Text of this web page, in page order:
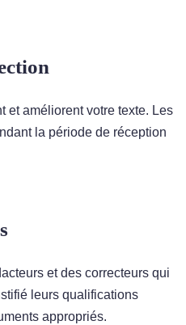
et améliorent votre texte. Les
la période de réception
et des correcteurs qui
leurs qualifications
appropriés.